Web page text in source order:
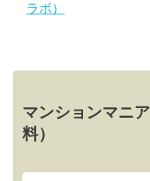
ラボ）
マンションマニ
料）